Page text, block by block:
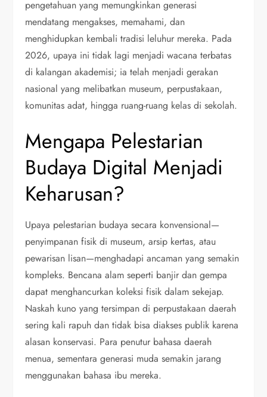
pengetahuan yang memungkinkan generasi
mendatang mengakses, memahami, dan
menghidupkan kembali tradisi leluhur mereka. Pada
2026, upaya ini tidak lagi menjadi wacana terbatas
di kalangan akademisi; ia telah menjadi gerakan
nasional yang melibatkan museum, perpustakaan,
komunitas adat, hingga ruang-ruang kelas di sekolah.
Mengapa Pelestarian
Budaya Digital Menjadi
Keharusan?
Upaya pelestarian budaya secara konvensional—
penyimpanan fisik di museum, arsip kertas, atau
pewarisan lisan—menghadapi ancaman yang semakin
kompleks. Bencana alam seperti banjir dan gempa
dapat menghancurkan koleksi fisik dalam sekejap.
Naskah kuno yang tersimpan di perpustakaan daerah
sering kali rapuh dan tidak bisa diakses publik karena
alasan konservasi. Para penutur bahasa daerah
menua, sementara generasi muda semakin jarang
menggunakan bahasa ibu mereka.